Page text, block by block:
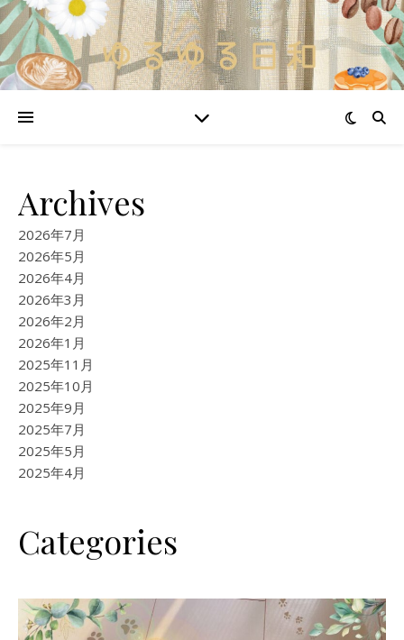
Archives
2026年7月
2026年5月
2026年4月
2026年3月
2026年2月
2026年1月
2025年11月
2025年10月
2025年9月
2025年7月
2025年5月
2025年4月
Categories